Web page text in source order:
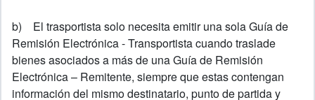
b) El trasportista solo necesita emitir una sola Guía de
Remisión Electrónica - Transportista cuando traslade
bienes asociados a más de una Guía de Remisión
Electrónica – Remitente, siempre que estas contengan
información del mismo destinatario, punto de partida y